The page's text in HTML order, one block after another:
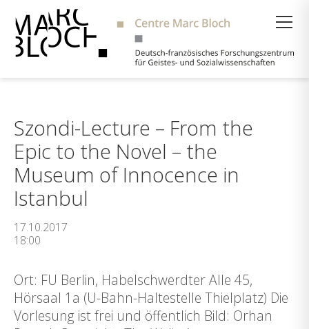
Szondi-Lecture – From the
Epic to the Novel – the
Museum of Innocence in
Istanbul
17.10.2017
18:00
Ort: FU Berlin, Habelschwerdter Alle 45,
Hörsaal 1a (U-Bahn-Haltestelle Thielplatz) Die
Vorlesung ist frei und öffentlich Bild: Orhan